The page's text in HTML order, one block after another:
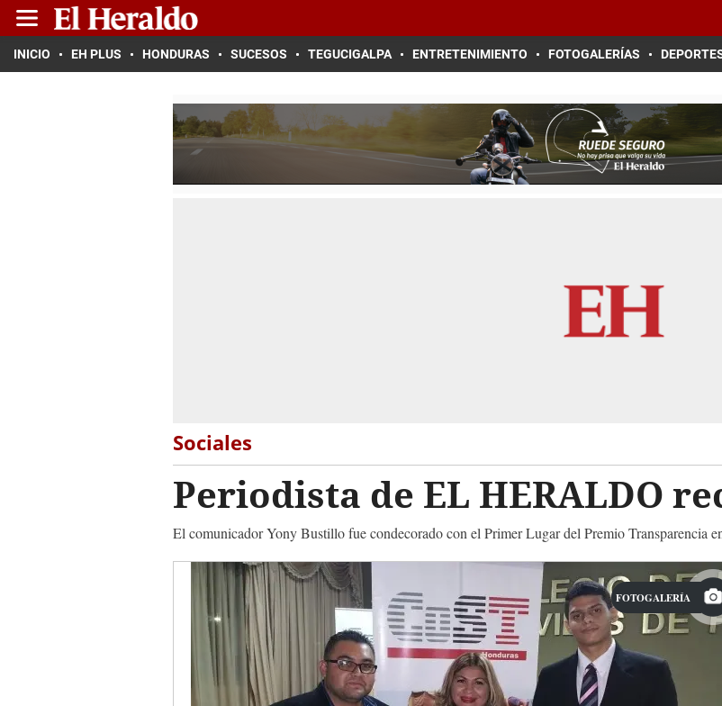
INICIO EH PLUS HONDURAS SUCESOS TEGUCIGALPA ENTRETENIMIENTO FOTOGALERÍAS
Sociales
Periodista de EL HERALDO
El comunicador Yony Bustillo fue condecorado con el Primer Lugar del Premio Transparencia
FOTOGALERÍA